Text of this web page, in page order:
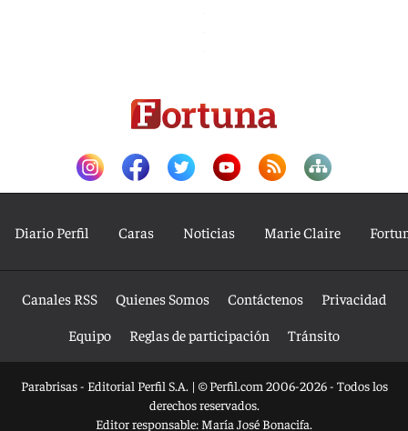
Diario Perfil Caras Noticias Marie Claire
Canales RSS Quienes Somos Contáctenos
Privacidad
Equipo
Reglas de participación Tránsito
Parabrisas - Editorial Perfil S.A. | © Perfil.com 2006-2026 - Todos los
derechos reservados.
Editor responsable: María José Bonacifa.